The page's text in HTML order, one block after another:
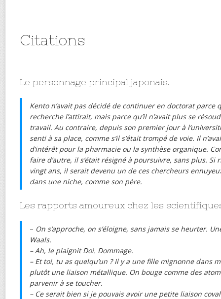
Citations
Le personnage principal japonais.
Kento n’avait pas décidé de continuer en doctorat parce
recherche l’attirait, mais parce qu’il n’avait plus se
travail. Au contraire, depuis son premier jour à
senti à sa place, comme s’il s’était trompé de voie. Il
d’intérêt pour la pharmacie ou la synthèse organique.
faire d’autre, il s’était résigné à poursuivre, sans plus. Si
vingt ans, il serait devenu un de ces chercheurs
dans une niche, comme son père.
Les rapports amoureux chez les
– On s’approche, on s’éloigne, sans jamais se heurter.
Waals.
– Ah, le plaignit Doi. Dommage.
– Et toi, tu as quelqu’un ? Il y a une fille mignonne dans
plutôt une liaison métallique. On bouge comme des
parvenir à se toucher.
– Ce serait bien si je pouvais avoir une petite liaison